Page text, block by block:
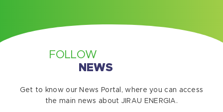
FOLLOW
NEWS
Get to know our News Portal, where you can access
the main news about JIRAU ENERGIA.